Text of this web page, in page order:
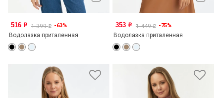
516 o 1 399o -63%
Водолазка приталенная
353 o 1 449o -75%
Водолазка приталенная